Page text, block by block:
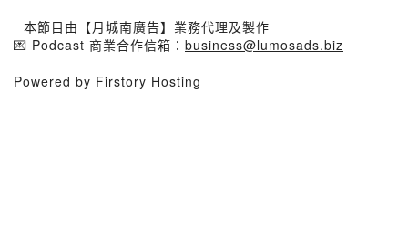
⠀本節目由【月城南廣告】業務代理及製作
💌 Podcast 商業合作信箱： business@lumosads.biz
Powered by Firstory Hosting